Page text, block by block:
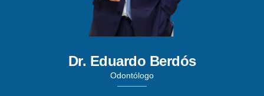
Dr. Eduardo Berdós
Odontólogo